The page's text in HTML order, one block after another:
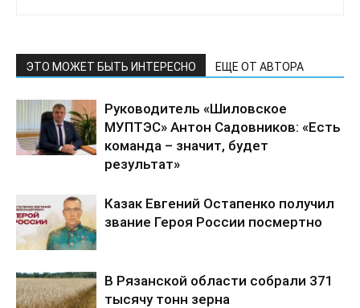
ЭТО МОЖЕТ БЫТЬ ИНТЕРЕСНО ЕЩЕ ОТ АВТОРА
Руководитель «Шиловское
МУПТЭС» Антон Садовников: «Есть
команда – значит, будет
результат»
Казак Евгений Остапенко получил
звание Героя России посмертно
В Рязанской области собрали 371
тысячу тонн зерна